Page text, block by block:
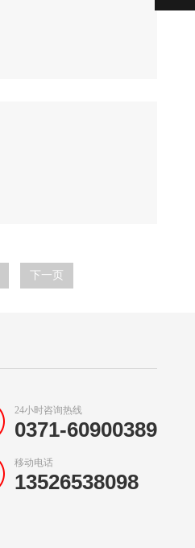
下一页
24小时咨询热线
0371-60900389
移动电话
13526538098